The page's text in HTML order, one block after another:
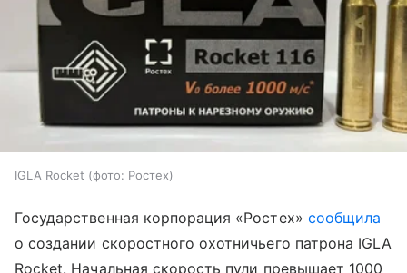
IGLA Rocket (фото: Ростех)
Государственная корпорация «Ростех» сообщила
о создании скоростного охотничьего патрона IGLA
Rocket. Начальная скорость пули превышает 1000